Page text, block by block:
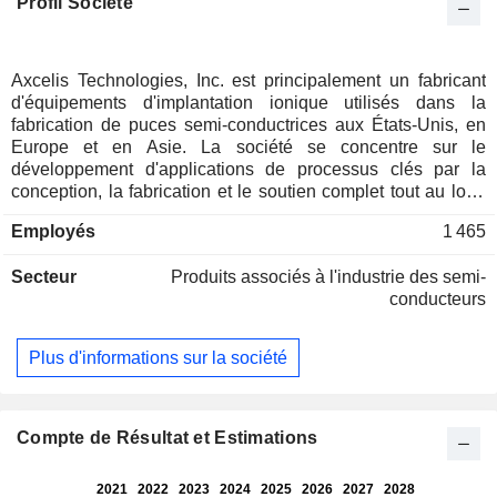
Axcelis Technologies, Inc. est principalement un fabricant
d'équipements d'implantation ionique utilisés dans la
fabrication de puces semi-conductrices aux États-Unis, en
Europe et en Asie. La société se concentre sur le
développement d'applications de processus clés par la
conception, la fabrication et le soutien complet tout au long
des étapes fondamentales du processus de fabrication des
modèles High Current, Medium Energy, High Energy, Mid
Current et GSD Ovation. Les implanteurs ioniques à courant
assurent le contrôle des processus en tirant parti de leur
architecture à faisceau ponctuel, optimisée pour l'ensemble
moyenne énergie pour plaquettes individuelles. Ses
utilisent la technologie d'accélérateur linéaire RF (LINAC).
Employés 1 465
Secteur
Produits associés à l'industrie des semi-
conducteurs
Plus d'informations sur la société
Compte de Résultat et Estimations